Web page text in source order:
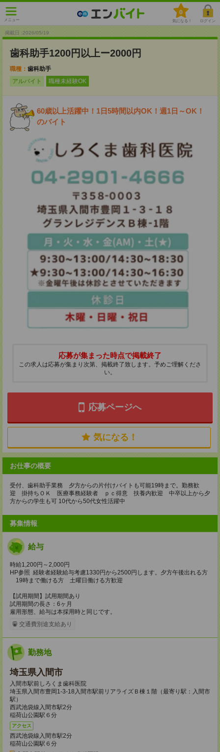
メニュー
0
気になる！ ログイン
掲載日 :2026/05/19
歯科助手1200円以上ー2000円
職種： 歯科助手
アルバイト
職種未経験OK
60歳以上活躍中！1日5時間以内OK！週1日～OK！
のバイト
応募が集まった時点で掲載終了
この求人は応募が集まり次第、掲載終了致します。予めご理解くださ
い。
応募ページへ
気になる！
お仕事の概要
受付、歯科助手業務 夕方からの片付けバイトも可能19時まで。勤務歓
迎 掛持ちＯＫ 医療事務経験者 ｐｃ得意 扶養内歓迎 中卒以上から夕
方からの学生も可 10代から50代女性活躍中
募集情報
給与
時給1,200円～2,000円
HP参照 経験者経験給与考慮1330円から2500円します。夕方午後出れる方
19時まで働ける方 土曜日働ける方歓迎
【試用期間】試用期間あり
試用期間の長さ：6ヶ月
雇用形態、給与は本採用時と同じです。
交通費別途支給あり
勤務地
埼玉県入間市
入間市駅前しろくま歯科医院
埼玉県入間市豊岡1-3-18入間市駅前リアライズＢ棟１階（最寄り駅：入間市
駅）
西武池袋線入間市駅2分
稲荷山公園駅６分
アクセス
西武池袋線入間市駅2分
稲荷山公園駅６分